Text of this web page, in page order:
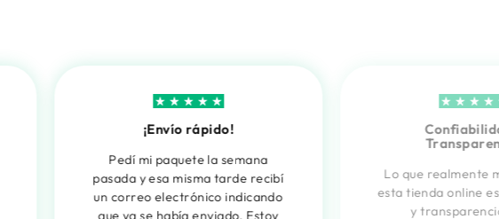
¡Envío rápido!
Pedí mi paquete la semana
pasada y esa misma tarde recibí
un correo electrónico indicando
que ya se había enviado. Estoy
Lo que realmente
esta tienda online
y